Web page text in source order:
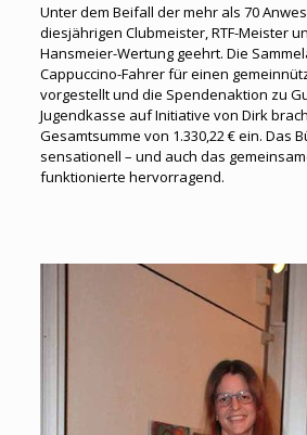
Unter dem Beifall der mehr als 70
diesjährigen Clubmeister, RTF-Meister
Hansmeier-Wertung geehrt. Die
Cappuccino-Fahrer für einen
vorgestellt und die Spendenaktion zu
Jugendkasse auf Initiative von Dirk
Gesamtsumme von 1.330,22 € ein. Das
sensationell – und auch das
funktionierte hervorragend.